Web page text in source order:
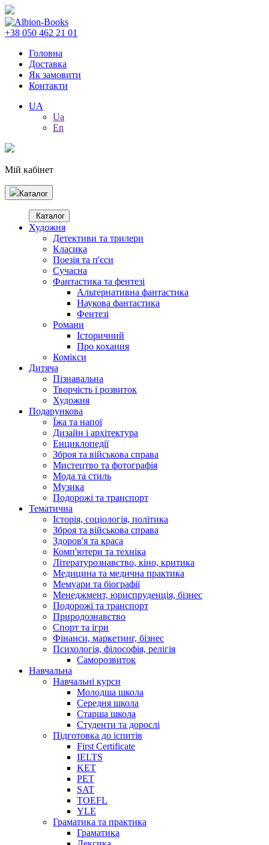
+38 050 462 21 01
Головна
Доставка
Як замовити
Контакти
UA
Ua
En
Мій кабінет
Каталог
Каталог
Художня
Детективи та трилери
Класика
Поезія та п'єси
Сучасна
Фантастика та фентезі
Альтернативна фантастика
Наукова фантастика
Фентезі
Романи
Історичний
Про кохання
Комікси
Дитяча
Пізнавальна
Творчість і розвиток
Художня
Подарункова
Їжа та напої
Дизайн і архітектура
Енциклопедії
Зброя та військова справа
Мистецтво та фотографія
Мода та стиль
Музика
Подорожі та транспорт
Тематична
Історія, соціологія, політика
Зброя та військова справа
Здоров'я та краса
Комп'ютери та техніка
Літературознавство, кіно, критика
Медицина та медична практика
Мемуари та біографії
Менеджмент, юриспруденція, бізнес
Подорожі та транспорт
Природознавство
Спорт та ігри
Фінанси, маркетинг, бізнес
Психологія, філософія, релігія
Саморозвиток
Навчальна
Навчальні курси
Молодша школа
Середня школа
Старша школа
Студенти та дорослі
Підготовка до іспитів
First Certificate
IELTS
KET
PET
SAT
TOEFL
YLE
Граматика та практика
Граматика